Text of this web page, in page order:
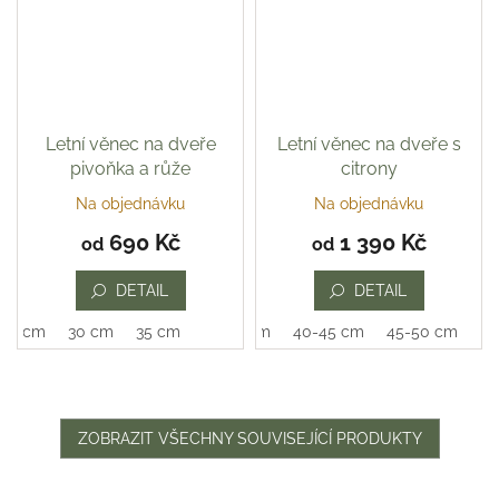
Letní věnec na dveře
pivoňka a růže
Průměrné
produktu
5
hvězdiček.
Na objednávku
od690 Kč
DETAIL
25 cm 30 cm 35 cm
Letní věnec na dveře s
citrony
Na objednávku
od1 390 Kč
DETAIL
35-40 cm 40-45 cm 45-50 cm
ZOBRAZIT VŠECHNY SOUVISEJÍCÍ PRODUKTY